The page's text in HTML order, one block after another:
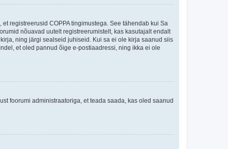
registreerusid COPPA tingimustega. See tähendab kui Sa
nõuavad uutelt registreerumistelt, kas kasutajalt endalt
ning järgi sealseid juhiseid. Kui sa ei ole kirja saanud siis
et oled pannud õige e-postiaadressi, ning ikka ei ole
foorumi administraatoriga, et teada saada, kas oled saanud